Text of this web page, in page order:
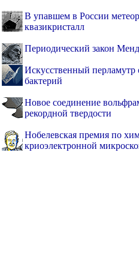
В упавшем в России
квазикристалл
Периодический закон
Искусственный
бактерий
Новое соединение
рекордной твердости
Нобелевская премия по
криоэлектронной